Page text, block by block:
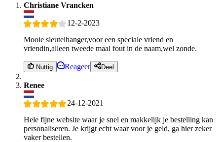
Christiane Vrancken
12-2-2023
Mooie sleutelhanger,voor een speciale vriend en
vriendin,alleen tweede maal fout in de naam,wel zonde.
Nuttig Reageer Deel
Renee
24-12-2021
Hele fijne website waar je snel en makkelijk je bestelling kan
personaliseren. Je krijgt echt waar voor je geld, ga hier zeker
vaker bestellen.